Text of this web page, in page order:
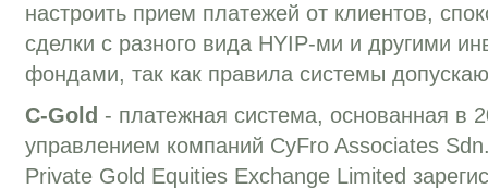
настроить прием платежей от клиентов,
сделки с разного вида HYIP-ми и другими
фондами, так как правила системы
C-Gold - платежная система, основанная в
управлением компаний CyFro Associates
Private Gold Equities Exchange Limited